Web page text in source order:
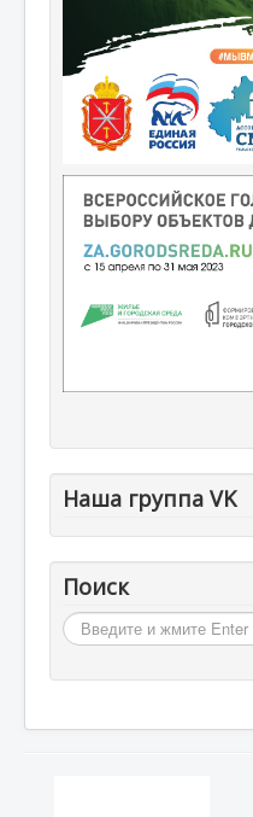
Наша группа VK
Поиск
Искать...